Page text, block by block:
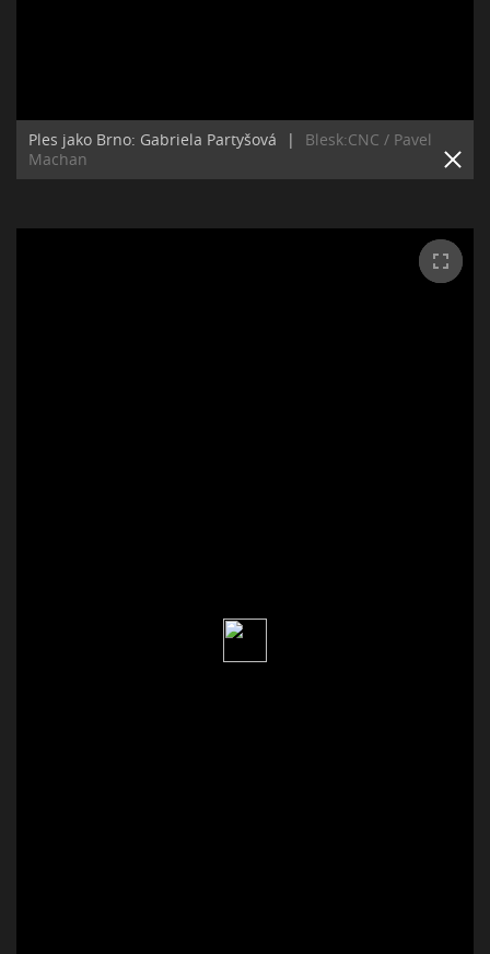
Ples jako Brno: Gabriela Partyšová |
Blesk:CNC / Pavel
Machan